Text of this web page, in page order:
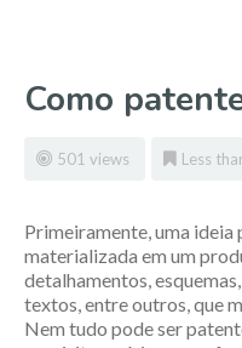
Como
501 views Less
Primeiramente, uma
materializada em um
detalhamentos,
textos, entre outros, que
Nem tudo pode ser